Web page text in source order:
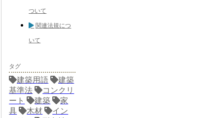
ついて
関連法規につ
いて
タグ
建築用語
建築
基準法
コンクリ
ート
建築
家
具
木材
イン